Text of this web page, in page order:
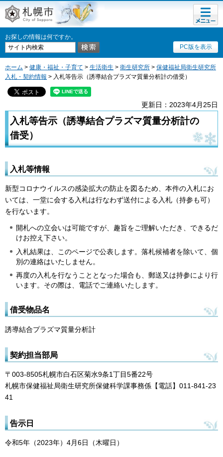
札幌市
お探しの情報は何ですか。
PC版を表示
メニュ
ー
ホーム > 健康・福祉・子育て > 生活衛生 > 衛生研究所 > 保健福祉局衛生研究所
入札・契約情報 > 入札等告示（誘導結合プラズマ質量分析計の借受）
更新日：2023年4月25日
入札等告示（誘導結合プラズマ質量分析計の
借受）
入札等情報
新型コロナウイルスの感染拡大の防止を図るため、本件の入札にお
いては、一堂に会する入札は行なわず送付による入札（持参も可）
を行ないます。
開札への立会いは可能ですが、趣旨をご理解いただき、できるだ
けお控え下さい。
入札結果は、このページで公表します。落札候補者を除いて、個
別の連絡はいたしません。
再度の入札を行なうこととなった場合も、郵送又は持参により行
います。その際は、電話でご連絡いたします。
借受物品名
誘導結合プラズマ質量分析計
契約担当部局
〒003-8505札幌市白石区菊水9条1丁目5番22号
札幌市保健福祉局衛生研究所保健科学課事務係【電話】011-841-23
41
告示日
令和5年（2023年）4月6日（木曜日）